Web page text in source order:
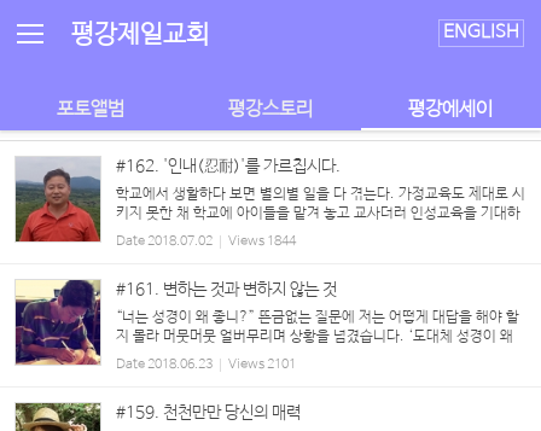
평강제일교회 ENGLISH
포토앨범 평강스토리 평강에세이
#162. '인내(忍耐)'를 가르칩시다.
학교에서 생활하다 보면 별의별 일을 다 겪는다. 가정교육도 제대로 시
키지 못한 채 학교에 아이들을 맡겨 놓고 교사더러 인성교육을 기대하
는 학부모가 있는가 하면, 성적에 반영되지 않는 배움은 거들떠보지도
않는 아이들이 넘치기 때문에 빚어지는 일들...
Date2018.07.02 Views 1844
#161. 변하는 것과 변하지 않는 것
“너는 성경이 왜 좋니?” 뜬금없는 질문에 저는 어떻게 대답을 해야 할
지 몰라 머뭇머뭇 얼버무리며 상황을 넘겼습니다. ‘도대체 성경이 왜
좋으냐?’는 오래전 그 날 뜬금없었던 그 질문은 여태껏 진지하게 생각
해보지 않았었던, 따라서 확신을 ...
Date2018.06.23 Views2101
#159. 천천만만 당신의 매력